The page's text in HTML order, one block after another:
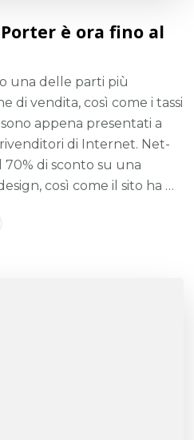
è ora fino al
una delle parti più
di vendita, così come i tassi
appena presentati a
di Internet. Net-
di sconto su una
così come il sito ha …